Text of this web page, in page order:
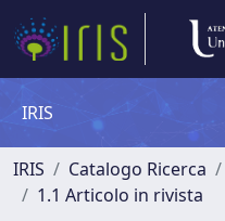
IRIS
IRIS Catalogo Ricerca
1.1 Articolo in rivista